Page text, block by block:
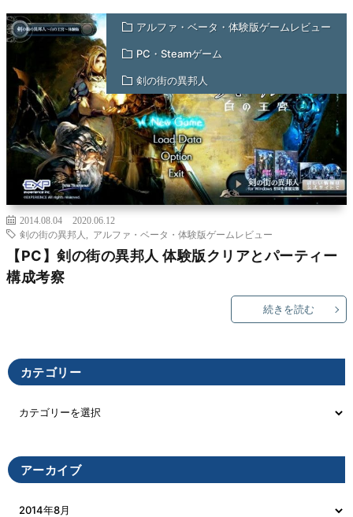
アルファ・ベータ・体験版ゲームレビュー
PC・Steamゲーム
剣の街の異邦人
2014.08.04
2020.06.12
剣の街の異邦人
アルファ・ベータ・体験版ゲームレビュー
【PC】剣の街の異邦人 体験版クリアとパーティー
構成考察
続きを読む
カテゴリー
アーカイブ